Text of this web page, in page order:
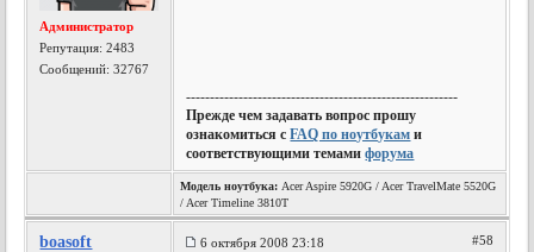
Администратор
Репутация:2483
Сообщений: 32767
---------------------------------------------------------
Прежде чем задавать вопрос прошу
ознакомиться сFAQ по ноутбукам и
соответствующими темамифорума
Модель ноутбука: Acer Aspire 5920G / Acer TravelMate 5520G
/ Acer Timeline 3810T
boasoft 6 октября 2008 23:18 #58